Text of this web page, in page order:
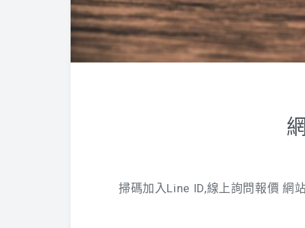
掃碼加入Line ID,線上詢問報價 網